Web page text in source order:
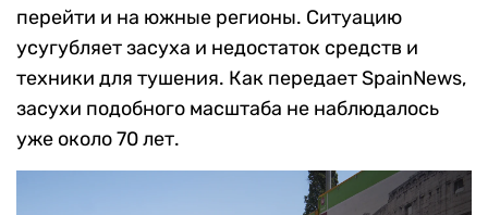
перейти и на южные регионы. Ситуацию
усугубляет засуха и недостаток средств и
техники для тушения. Как передает SpainNews,
засухи подобного масштаба не наблюдалось
уже около 70 лет.